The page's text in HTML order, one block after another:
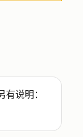
说明：